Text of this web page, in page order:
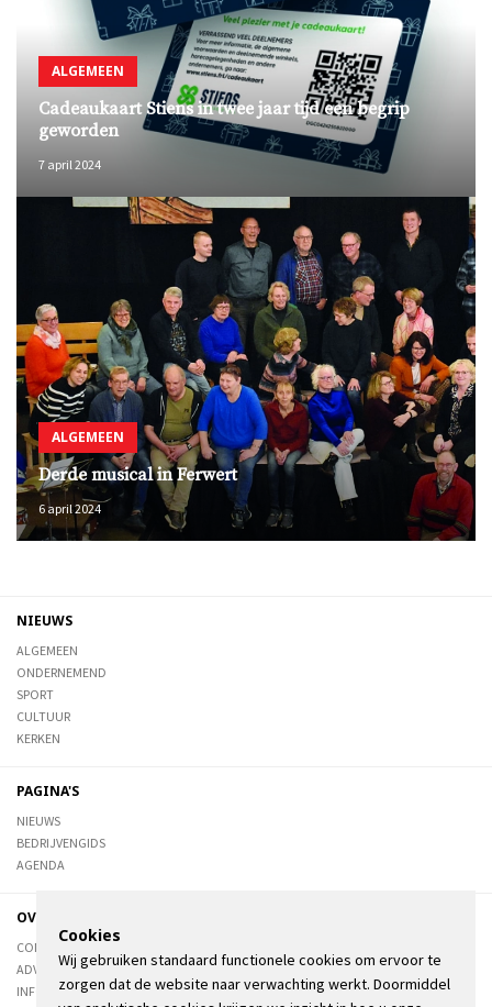
ALGEMEEN
Cadeaukaart Stiens in twee jaar tijd een begrip
geworden
7 april 2024
ALGEMEEN
Derde musical in Ferwert
6 april 2024
NIEUWS
ALGEMEEN
ONDERNEMEND
SPORT
CULTUUR
KERKEN
PAGINA'S
NIEUWS
BEDRIJVENGIDS
AGENDA
OVER DE STIENSER
CONTACT
ADVERTEREN
INFORMATIE
Cookies
Wij gebruiken standaard functionele cookies om ervoor te
zorgen dat de website naar verwachting werkt. Doormiddel